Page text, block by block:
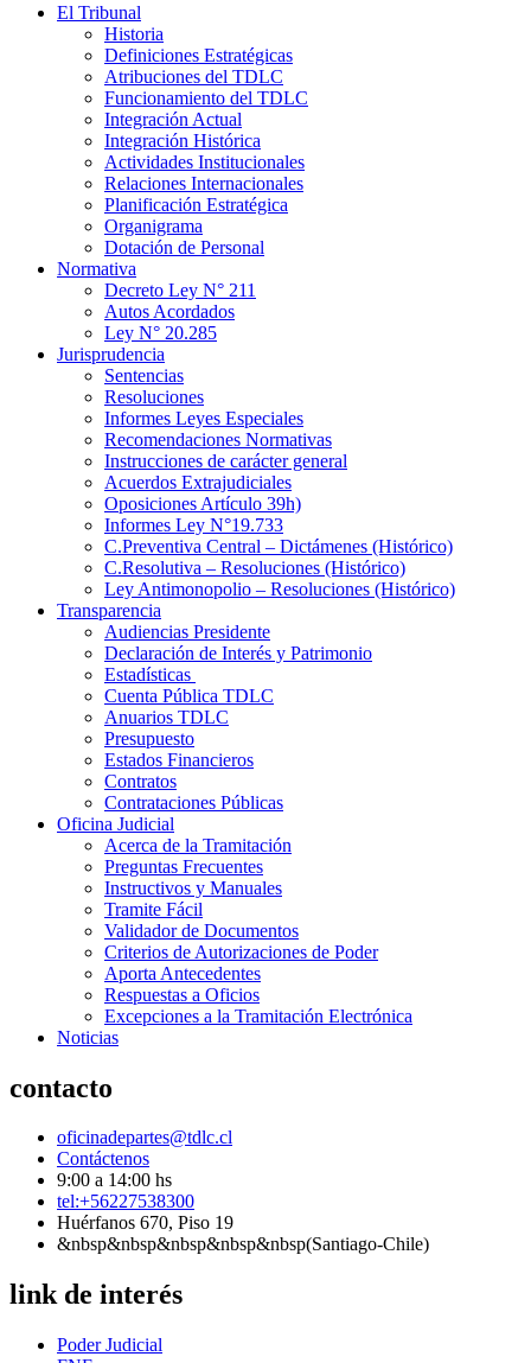
El Tribunal
Historia
Definiciones Estratégicas
Atribuciones del TDLC
Funcionamiento del TDLC
Integración Actual
Integración Histórica
Actividades Institucionales
Relaciones Internacionales
Planificación Estratégica
Organigrama
Dotación de Personal
Normativa
Decreto Ley N° 211
Autos Acordados
Ley N° 20.285
Jurisprudencia
Sentencias
Resoluciones
Informes Leyes Especiales
Recomendaciones Normativas
Instrucciones de carácter general
Acuerdos Extrajudiciales
Oposiciones Artículo 39h)
Informes Ley N°19.733
C.Preventiva Central – Dictámenes (Histórico)
C.Resolutiva – Resoluciones (Histórico)
Ley Antimonopolio – Resoluciones (Histórico)
Transparencia
Audiencias Presidente
Declaración de Interés y Patrimonio
Estadísticas
Cuenta Pública TDLC
Anuarios TDLC
Presupuesto
Estados Financieros
Contratos
Contrataciones Públicas
Oficina Judicial
Acerca de la Tramitación
Preguntas Frecuentes
Instructivos y Manuales
Tramite Fácil
Validador de Documentos
Criterios de Autorizaciones de Poder
Aporta Antecedentes
Respuestas a Oficios
Excepciones a la Tramitación Electrónica
Noticias
contacto
oficinadepartes@tdlc.cl
Contáctenos
9:00 a 14:00 hs
tel:+56227538300
Huérfanos 670, Piso 19
&nbsp&nbsp&nbsp&nbsp&nbsp(Santiago-Chile)
link de interés
Poder Judicial